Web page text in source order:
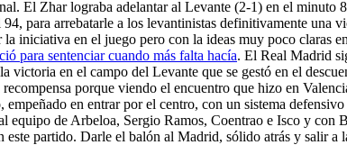
El Zhar lograba adelantar al Levante (2-1) en el
para arrebatarle a los levantinistas definitivamente
iniciativa en el juego pero con la ideas muy poco claras
para sentenciar cuando más falta hacía. El Real Madrid
victoria en el campo del Levante que se gestó en el
porque viendo el encuentro que hizo en
en entrar por el centro, con un sistema
equipo de Arbeloa, Sergio Ramos, Coentrao e Isco y
este partido. Darle el balón al Madrid, sólido atrás y salir